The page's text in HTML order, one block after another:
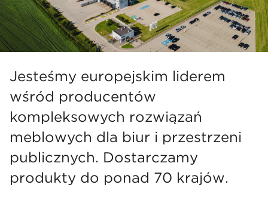
Jesteśmy europejskim liderem
wśród producentów
kompleksowych rozwiązań
meblowych dla biur i przestrzeni
publicznych. Dostarczamy
produkty do ponad 70 krajów.